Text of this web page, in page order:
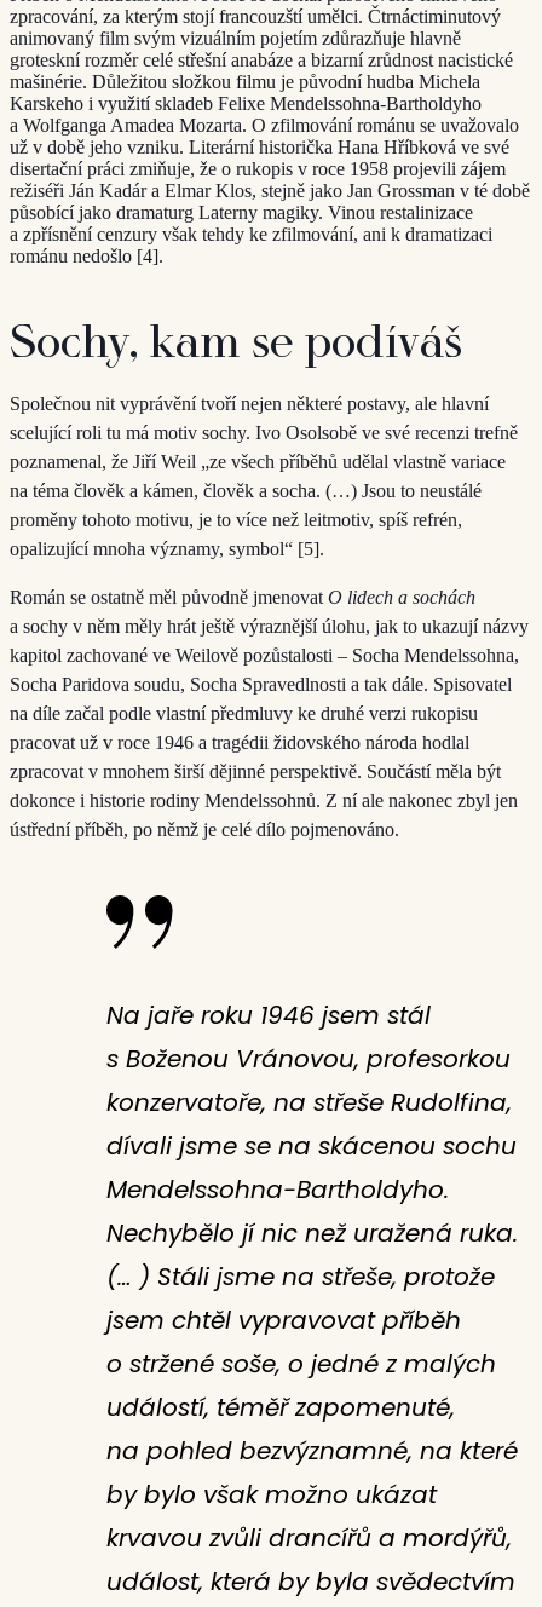
zpracování, za kterým stojí francouzští umělci. Čtrnáctiminutový
animovaný film svým vizuálním pojetím zdůrazňuje hlavně
groteskní rozměr celé střešní anabáze a bizarní zrůdnost nacistické
mašinérie. Důležitou složkou filmu je původní hudba Michela
Karskeho i využití skladeb Felixe Mendelssohna-Bartholdyho
a Wolfganga Amadea Mozarta. O zfilmování románu se uvažovalo
už v době jeho vzniku. Literární historička Hana Hříbková ve své
disertační práci zmiňuje, že o rukopis v roce 1958 projevili zájem
režiséři Ján Kadár a Elmar Klos, stejně jako Jan Grossman v té době
působící jako dramaturg Laterny magiky. Vinou restalinizace
a zpřísnění cenzury však tehdy ke zfilmování, ani k dramatizaci
románu nedošlo [4].
Sochy, kam se podíváš
Společnou nit vyprávění tvoří nejen některé postavy, ale hlavní
scelující roli tu má motiv sochy. Ivo Osolsobě ve své recenzi trefně
poznamenal, že Jiří Weil „ze všech příběhů udělal vlastně variace
na téma člověk a kámen, člověk a socha. (…) Jsou to neustálé
proměny tohoto motivu, je to více než leitmotiv, spíš refrén,
opalizující mnoha významy, symbol“ [5].
Román se ostatně měl původně jmenovat O lidech a sochách
a sochy v něm měly hrát ještě výraznější úlohu, jak to ukazují názvy
kapitol zachované ve Weilově pozůstalosti – Socha Mendelssohna,
Socha Paridova soudu, Socha Spravedlnosti a tak dále. Spisovatel
na díle začal podle vlastní předmluvy ke druhé verzi rukopisu
pracovat už v roce 1946 a tragédii židovského národa hodlal
zpracovat v mnohem širší dějinné perspektivě. Součástí měla být
dokonce i historie rodiny Mendelssohnů. Z ní ale nakonec zbyl jen
ústřední příběh, po němž je celé dílo pojmenováno.
Na jaře roku 1946 jsem stál
s Boženou Vránovou, profesorkou
konzervatoře, na střeše Rudolfina,
dívali jsme se na skácenou sochu
Mendelssohna-Bartholdyho.
Nechybělo jí nic než uražená ruka.
(… ) Stáli jsme na střeše, protože
jsem chtěl vypravovat příběh
o stržené soše, o jedné z malých
událostí, téměř zapomenuté,
na pohled bezvýznamné, na které
by bylo však možno ukázat
krvavou zvůli drancířů a mordýřů,
událost, která by byla svědectvím